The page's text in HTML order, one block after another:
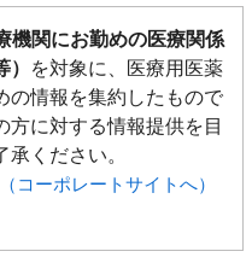
機関にお勤めの医療関係
を対象に、医療用医薬
の情報を集約したもので
方に対する情報提供を目
ください。
コーポレートサイトへ）